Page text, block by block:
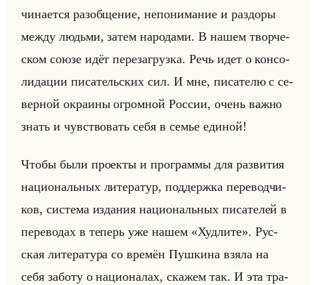
чи­на­ет­ся раз­об­ще­ние, непо­ни­ма­ние и раз­до­ры
между людьми, затем на­ро­да­ми. В нашем твор­че­
ском союзе идёт пе­ре­за­груз­ка. Речь идет о кон­со­
ли­да­ции пи­са­тельских сил. И мне, пи­са­те­лю с се­
вер­ной окра­ины огром­ной Рос­сии, очень важно
знать и чув­ство­вать себя в семье еди­ной!
Чтобы были про­ек­ты и про­грам­мы для раз­ви­тия
на­ци­ональных ли­те­ра­тур, под­держ­ка пе­ре­вод­чи­
ков, си­сте­ма из­да­ния на­ци­ональных пи­са­те­лей в
пе­ре­во­дах в те­перь уже нашем «Худлите». Рус­
ская ли­те­ра­ту­ра со вре­мён Пуш­ки­на взяла на
себя за­бо­ту о на­ци­она­лах, ска­жем так. И эта тра­